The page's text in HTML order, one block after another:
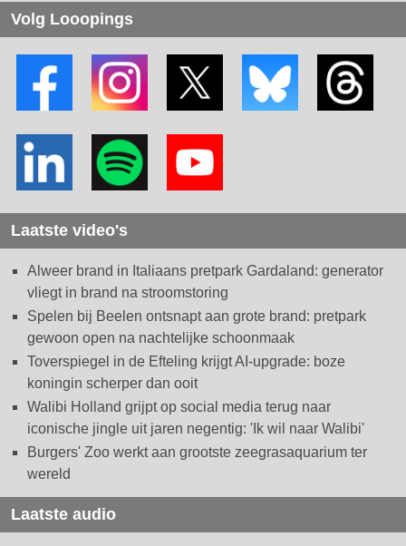
Volg Looopings
Laatste video's
Alweer brand in Italiaans pretpark Gardaland: generator
vliegt in brand na stroomstoring
Spelen bij Beelen ontsnapt aan grote brand: pretpark
gewoon open na nachtelijke schoonmaak
Toverspiegel in de Efteling krijgt AI-upgrade: boze
koningin scherper dan ooit
Walibi Holland grijpt op social media terug naar
iconische jingle uit jaren negentig: 'Ik wil naar Walibi'
Burgers' Zoo werkt aan grootste zeegrasaquarium ter
wereld
Laatste audio